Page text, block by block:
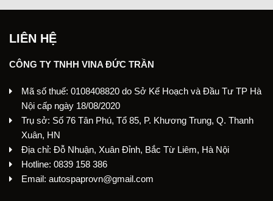
LIÊN HỆ
CÔNG TY TNHH VINA ĐỨC TRẦN
Mã số thuế: 0108408820 do Sở Kế Hoạch và Đầu Tư TP Hà
Nội cấp ngày 18/08/2020
Trụ sở: Số 76 Tân Phú, Tổ 85, P. Khương Trung, Q. Thanh
Xuân, HN
Địa chỉ: Đỗ Nhuận, Xuân Đỉnh, Bắc Từ Liêm, Hà Nội
Hotline: 0839 158 386
Email: autospaprovn@gmail.com